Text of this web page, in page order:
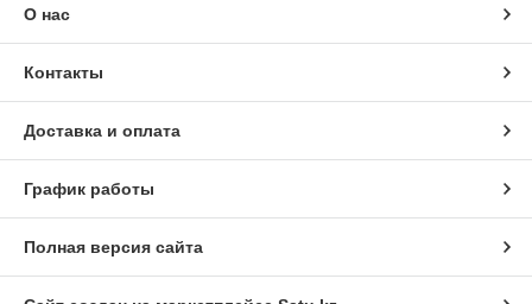
О нас
Контакты
Доставка и оплата
График работы
Полная версия сайта